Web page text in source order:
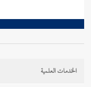
الخدمات العلمية